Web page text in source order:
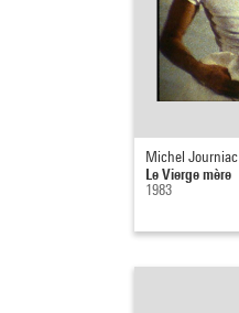
Michel Journiac
Le Vierge mère
1983